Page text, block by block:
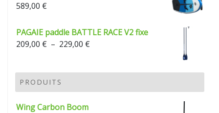
589,00 €
PAGAIE paddle BATTLE RACE V2 fixe
209,00 € – 229,00 €
à
PRODUITS
Wing Carbon Boom